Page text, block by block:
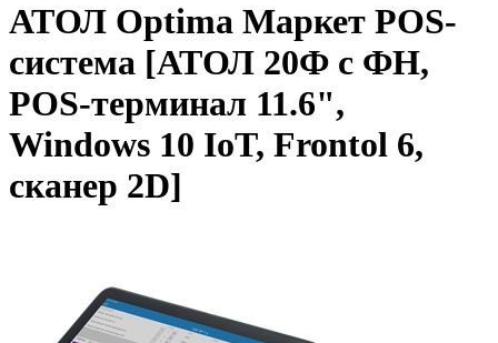
АТОЛ Optima Маркет POS-
система [АТОЛ 20Ф c ФН,
POS-терминал 11.6",
Windows 10 IoT, Frontol 6,
сканер 2D]